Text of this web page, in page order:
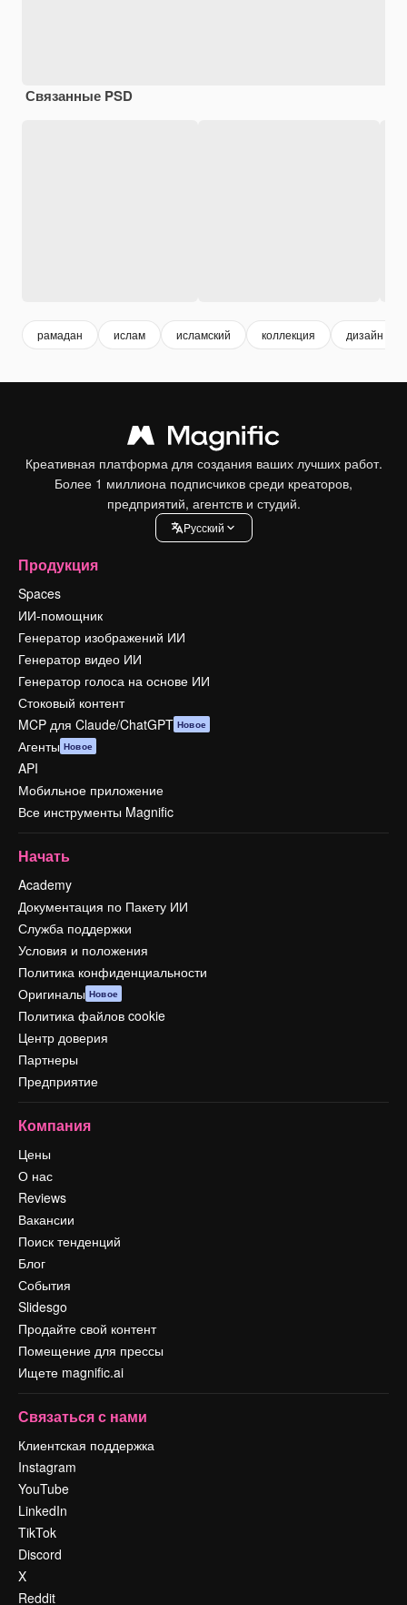
Связанные PSD
рамадан ислам исламский коллекция дизайн
Креативная платформа для создания ваших лучших работ.
Более 1 миллиона подписчиков среди креаторов,
предприятий, агентств и студий.
Pусский
Продукция
Spaces
ИИ-помощник
Генератор изображений ИИ
Генератор видео ИИ
Генератор голоса на основе ИИ
Стоковый контент
MCP для Claude/ChatGPT Новое
Агенты Новое
API
Мобильное приложение
Все инструменты Magnific
Начать
Academy
Документация по Пакету ИИ
Служба поддержки
Условия и положения
Политика конфиденциальности
Оригиналы Новое
Политика файлов cookie
Центр доверия
Партнеры
Предприятие
Компания
Цены
О нас
Reviews
Вакансии
Поиск тенденций
Блог
События
Slidesgo
Продайте свой контент
Помещение для прессы
Ищете magnific.ai
Связаться с нами
Клиентская поддержка
Instagram
YouTube
LinkedIn
TikTok
Discord
X
Reddit